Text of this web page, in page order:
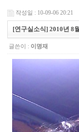
작성일 : 10-09-06 20:21
[연구실소식] 2010년 8
글쓴이 : 이명재